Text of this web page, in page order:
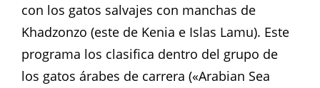
con los gatos salvajes con manchas de
Khadzonzo (este de Kenia e Islas Lamu). Este
programa los clasifica dentro del grupo de
los gatos árabes de carrera («Arabian Sea